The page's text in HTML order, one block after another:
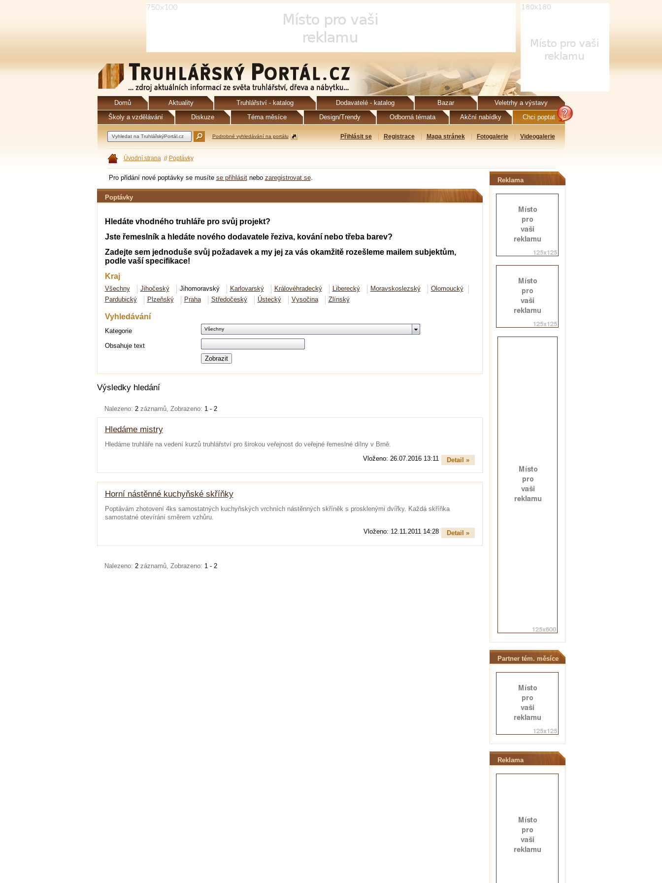
Domů Aktuality Truhlářství - katalog Dodavatelé - katalog Bazar
Veletrhy a výstavy
Školy a vzdělávání
Diskuze Téma měsíce Design/Trendy Odborná témata Akční nabídky Chci poptat
Podrobné vyhledávání na portálu Přihlásit se Registrace Mapa stránek Fotogalerie Videogalerie
Úvodní strana Poptávky
Pro přidání nové poptávky se musíte se přihlásitnebo zaregistrovat se.
Poptávky
Hledáte vhodného truhláře pro svůj projekt?
Jste řemeslník a hledáte nového dodavatele řeziva, kování nebo třeba barev?
Zadejte sem jednoduše svůj požadavek a my jej za vás okamžitě rozešleme mailem subjektům,
podle vaší specifikace!
Kraj
Všechny Jihočeský Jihomoravský Karlovarský Královéhradecký Liberecký Moravskoslezský
Olomoucký
Pardubický
Plzeňský Praha Středočeský Ústecký Vysočina Zlínský
Vyhledávání
Kategorie Všechny
Obsahuje text
Zobrazit
Výsledky hledání
Nalezeno: 2 záznamů, Zobrazeno: 1 - 2
Hledáme mistry
Hledáme truhláře na vedení kurzů truhlářství pro širokou veřejnost do veřejné řemeslné dílny v Brně.
Vloženo: 26.07.2016 13:11
Detail »
Horní nástěnné kuchyňské skříňky
Poptávám zhotovení 4ks samostatných kuchyňských vrchních nástěnných skříněk s prosklenými dvířky. Každá skříňka
samostatné otevírání směrem vzhůru.
Vloženo: 12.11.2011 14:28
Detail »
Nalezeno: 2 záznamů, Zobrazeno: 1 - 2
Reklama
Partner tém. měsíce
Reklama